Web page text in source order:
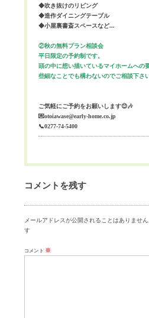
◆吹き抜けのリビング
◆造作ダイニングテーブル
◆小屋裏書斎スペースなど...
②秋の無料プラン相談会
平日限定の予約制です。
頭の中に想い描いているマイホームへの
些細なことでも構わないのでご相談下さ
ご気軽にご予約をお願いします😊🎶
💌otoiawase@early-home.co.jp
📞0277-74-5400
コメントを残す
メールアドレスが公開されることはありません
す
コメント ※